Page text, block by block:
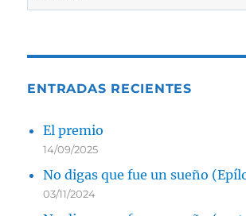
por:
ENTRADAS RECIENTES
El premio
14/09/2025
No digas que fue un sueño
03/11/2024